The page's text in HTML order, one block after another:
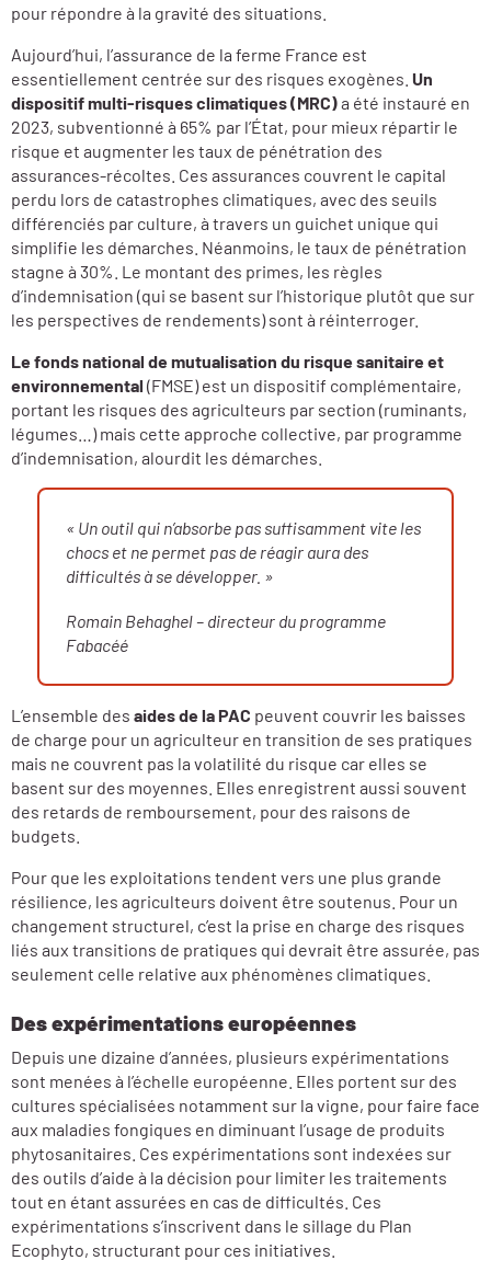
pour répondre à la gravité des situations.
Aujourd’hui, l’assurance de la ferme France est
essentiellement centrée sur des risques exogènes. Un
dispositif multi-risques climatiques (MRC)a été instauré en
2023, subventionné à 65% par l’État, pour mieux répartir le
risque et augmenter les taux de pénétration des
assurances-récoltes. Ces assurances couvrent le capital
perdu lors de catastrophes climatiques, avec des seuils
différenciés par culture, à travers un guichet unique qui
simplifie les démarches. Néanmoins, le taux de pénétration
stagne à 30%. Le montant des primes, les règles
d’indemnisation (qui se basent sur l’historique plutôt que sur
les perspectives de rendements) sont à réinterroger.
Le fonds national de mutualisation du risque sanitaire et
environnemental (FMSE) est un dispositif complémentaire,
portant les risques des agriculteurs par section (ruminants,
légumes…) mais cette approche collective, par programme
d’indemnisation, alourdit les démarches.
« Un outil qui n’absorbe pas suffisamment vite les
chocs et ne permet pas de réagir aura des
difficultés à se développer. »
Romain Behaghel – directeur du programme
Fabacéé
L’ensemble des aides de la PAC peuvent couvrir les baisses
de charge pour un agriculteur en transition de ses pratiques
mais ne couvrent pas la volatilité du risque car elles se
basent sur des moyennes. Elles enregistrent aussi souvent
des retards de remboursement, pour des raisons de
budgets.
Pour que les exploitations tendent vers une plus grande
résilience, les agriculteurs doivent être soutenus. Pour un
changement structurel, c’est la prise en charge des risques
liés aux transitions de pratiques qui devrait être assurée, pas
seulement celle relative aux phénomènes climatiques.
Des expérimentations européennes
Depuis une dizaine d’années, plusieurs expérimentations
sont menées à l’échelle européenne. Elles portent sur des
cultures spécialisées notamment sur la vigne, pour faire face
aux maladies fongiques en diminuant l’usage de produits
phytosanitaires. Ces expérimentations sont indexées sur
des outils d’aide à la décision pour limiter les traitements
tout en étant assurées en cas de difficultés. Ces
expérimentations s’inscrivent dans le sillage du Plan
Ecophyto, structurant pour ces initiatives.